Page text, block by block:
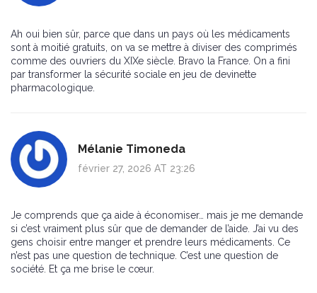
Ah oui bien sûr, parce que dans un pays où les médicaments
sont à moitié gratuits, on va se mettre à diviser des comprimés
comme des ouvriers du XIXe siècle. Bravo la France. On a fini
par transformer la sécurité sociale en jeu de devinette
pharmacologique.
Mélanie Timoneda
février 27, 2026 AT 23:26
Je comprends que ça aide à économiser… mais je me demande
si c’est vraiment plus sûr que de demander de l’aide. J’ai vu des
gens choisir entre manger et prendre leurs médicaments. Ce
n’est pas une question de technique. C’est une question de
société. Et ça me brise le cœur.